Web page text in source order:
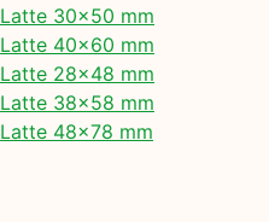
Latte 30×50 mm
Latte 40×60 mm
Latte 28×48 mm
Latte 38×58 mm
Latte 48×78 mm